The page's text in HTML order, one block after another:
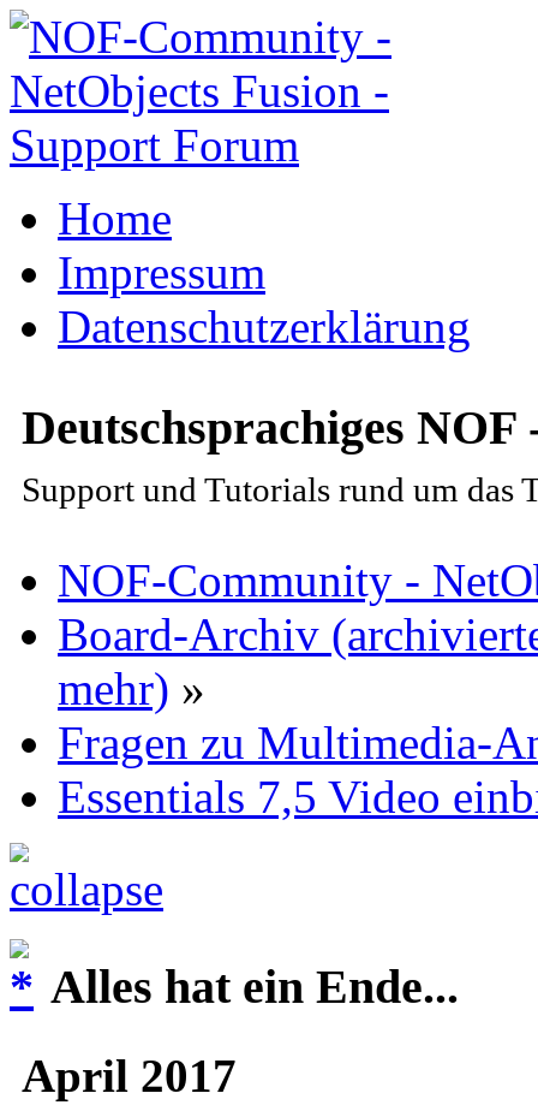
Home
Impressum
Datenschutzerklärung
Deutschsprachiges NOF
Support und Tutorials rund um das
NOF-Community -
Board-Archiv
mehr) »
Fragen zu Multimedia-
Essentials 7,5 Video
Alles hat ein Ende...
April 2017